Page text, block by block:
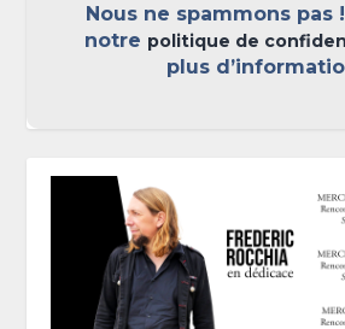
Nous ne spammons pas
notre politique de
plus